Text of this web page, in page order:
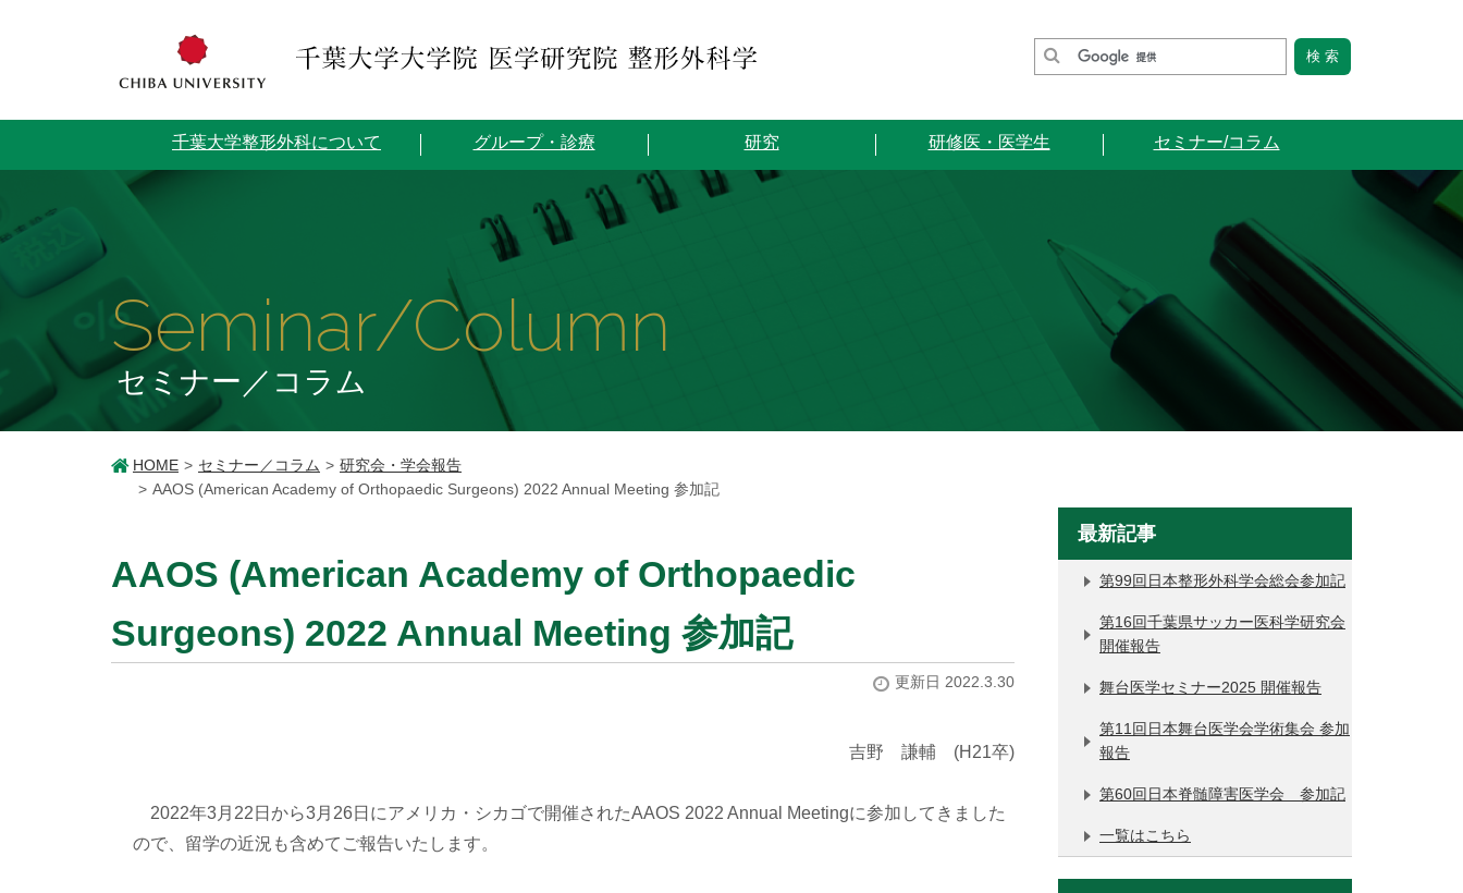
千葉大学整形外科について グループ・診療 研究 研修医・医学生 セミナー/コラム
Seminar/Column
セミナー／コラム
HOME セミナー／コラム
研究会・学会報告
AAOS (American Academy of Orthopaedic Surgeons) 2022 Annual Meeting 参加記
AAOS (American Academy of Orthopaedic
Surgeons) 2022 Annual Meeting 参加記
更新日 2022.3.30
吉野 謙輔 (H21卒)
2022年3月22日から3月26日にアメリカ・シカゴで開催されたAAOS 2022 Annual Meetingに参加してきました
ので、留学の近況も含めてご報告いたします。
最新記事
第99回日本整形外科学会総会参加記
第16回千葉県サッカー医科学研究会
開催報告
舞台医学セミナー2025 開催報告
第11回日本舞台医学会学術集会 参加
報告
第60回日本脊髄障害医学会 参加記
一覧はこちら